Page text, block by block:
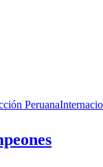
Peruana